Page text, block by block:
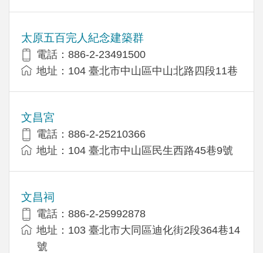
太原五百完人紀念建築群
電話：886-2-23491500
地址：104 臺北市中山區中山北路四段11巷
文昌宮
電話：886-2-25210366
地址：104 臺北市中山區民生西路45巷9號
文昌祠
電話：886-2-25992878
地址：103 臺北市大同區迪化街2段364巷14
號